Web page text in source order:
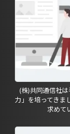
(株)共同通信社
力」を培ってきま
求めて